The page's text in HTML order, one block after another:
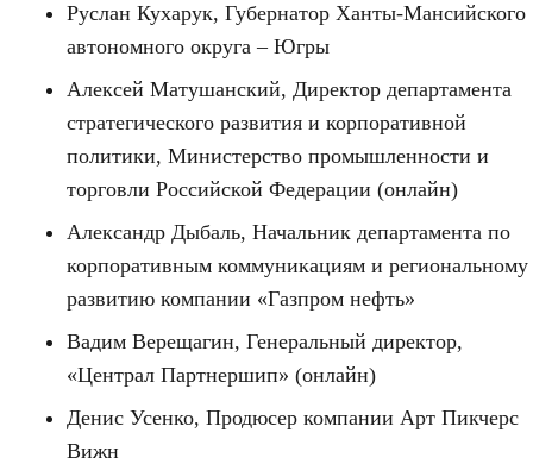
Руслан Кухарук, Губернатор Ханты-Мансийского
автономного округа – Югры
Алексей Матушанский, Директор департамента
стратегического развития и корпоративной
политики, Министерство промышленности и
торговли Российской Федерации (онлайн)
Александр Дыбаль, Начальник департамента по
корпоративным коммуникациям и региональному
развитию компании «Газпром нефть»
Вадим Верещагин, Генеральный директор,
«Централ Партнершип» (онлайн)
Денис Усенко, Продюсер компании Арт Пикчерс
Вижн